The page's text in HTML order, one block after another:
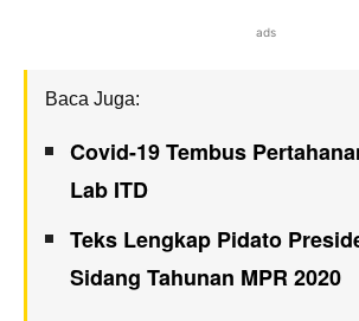
ads
Baca Juga:
Covid-19 Tembus
Lab ITD
Teks Lengkap Pidato
Sidang Tahunan MPR 2020